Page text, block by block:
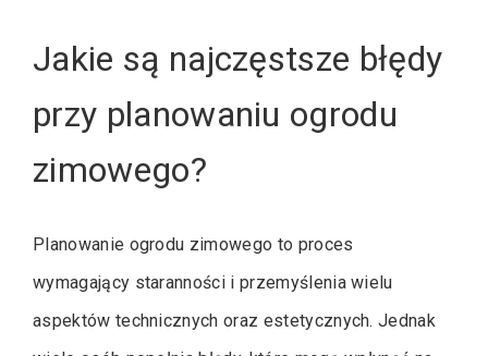
Jakie są najczęstsze błędy
przy planowaniu ogrodu
zimowego?
Planowanie ogrodu zimowego to proces
wymagający staranności i przemyślenia wielu
aspektów technicznych oraz estetycznych. Jednak